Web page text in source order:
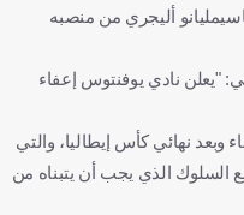
أليجري من منصبه
"يعلن نادي يوفنتوس إعفاء
وبعد نهائي كأس إيطاليا، والتي
السلوك الذي يجب أن يتبناه من